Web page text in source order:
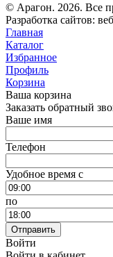
© Арагон. 2026. Все
Разработка сайтов:
Главная
Каталог
Избранное
Профиль
Корзина
Ваша корзина
Заказать обратный
Ваше имя
Телефон
Удобное время c
по
Отправить
Войти